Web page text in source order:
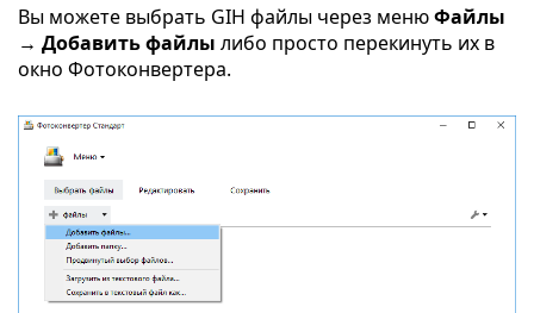
Вы можете выбрать GIH файлы через менюФайлы
→ Добавить файлы либо просто перекинуть их в
окно Фотоконвертера.